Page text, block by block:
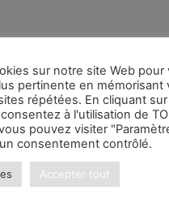
sur notre site Web pour
pertinente en mémorisant
répétées. En cliquant sur
à l'utilisation de
pouvez visiter
consentement contrôlé.
Accepter tout